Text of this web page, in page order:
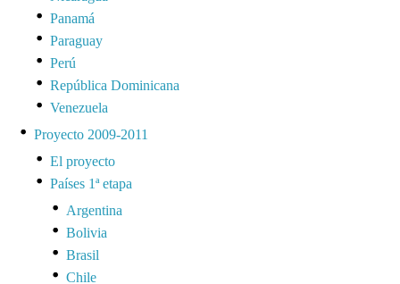
Panamá
Paraguay
Perú
República Dominicana
Venezuela
Proyecto 2009-2011
El proyecto
Países 1ª etapa
Argentina
Bolivia
Brasil
Chile